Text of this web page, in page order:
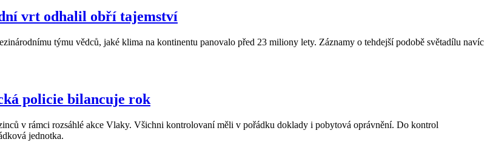
vrt odhalil obří tajemství
týmu vědců, jaké klima na kontinentu panovalo před 23 miliony lety. Záznamy o tehdejší podobě světadílu navíc
policie bilancuje rok
v rámci rozsáhlé akce Vlaky. Všichni kontrolovaní měli v pořádku doklady i pobytová oprávnění. Do kontrol
jednotka.